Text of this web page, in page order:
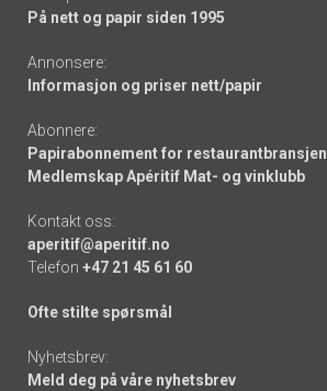
På nett og papir siden 1995
Annonsere:
Informasjon og priser nett/papir
Abonnere:
Papirabonnement for restaurantbransjen
Medlemskap Apéritif Mat- og vinklubb
Kontakt oss:
aperitif@aperitif.no
Telefon +47 21 45 61 60
Ofte stilte spørsmål
Nyhetsbrev:
Meld deg på våre nyhetsbrev